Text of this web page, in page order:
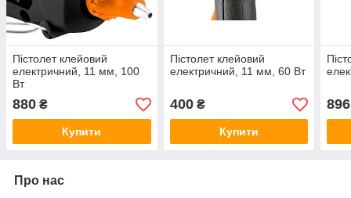
Пістолет клейовий
електричний, 11 мм, 100
Вт
880 ₴
Купити
Пістолет клейовий
електричний, 11 мм, 60 Вт
400₴
Купити
896
Про нас